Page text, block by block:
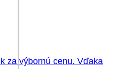
za výbornú cenu. Vďaka